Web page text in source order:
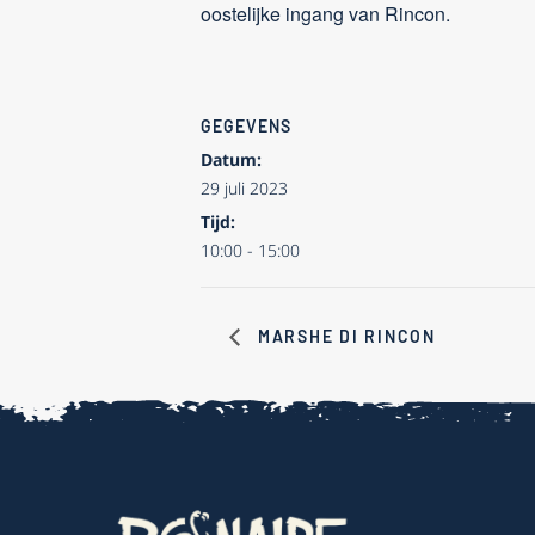
oostelijke ingang van Rincon.
GEGEVENS
Datum:
29 juli 2023
Tijd:
10:00 - 15:00
MARSHE DI RINCON